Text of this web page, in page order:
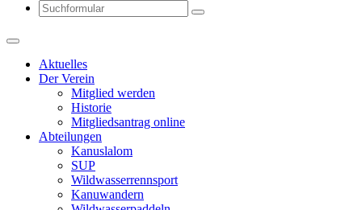
Search
Aktuelles
Der Verein
Mitglied werden
Historie
Mitgliedsantrag online
Abteilungen
Kanuslalom
SUP
Wildwasserrennsport
Kanuwandern